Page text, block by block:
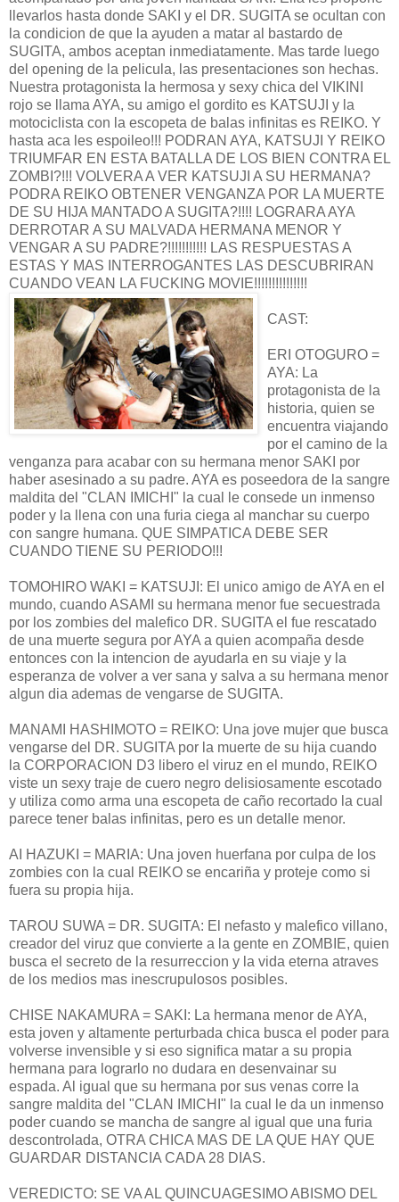
llevarlos hasta donde SAKI y el DR. SUGITA se ocultan con
la condicion de que la ayuden a matar al bastardo de
SUGITA, ambos aceptan inmediatamente. Mas tarde luego
del opening de la pelicula, las presentaciones son hechas.
Nuestra protagonista la hermosa y sexy chica del VIKINI
rojo se llama AYA, su amigo el gordito es KATSUJI y la
motociclista con la escopeta de balas infinitas es REIKO. Y
hasta aca les espoileo!!! PODRAN AYA, KATSUJI Y REIKO
TRIUMFAR EN ESTA BATALLA DE LOS BIEN CONTRA EL
ZOMBI?!!! VOLVERA A VER KATSUJI A SU HERMANA?
PODRA REIKO OBTENER VENGANZA POR LA MUERTE
DE SU HIJA MANTADO A SUGITA?!!!! LOGRARA AYA
DERROTAR A SU MALVADA HERMANA MENOR Y
VENGAR A SU PADRE?!!!!!!!!!!! LAS RESPUESTAS A
ESTAS Y MAS INTERROGANTES LAS DESCUBRIRAN
CUANDO VEAN LA FUCKING MOVIE!!!!!!!!!!!!!!!
CAST:
ERI OTOGURO =
AYA: La
protagonista de la
historia, quien se
encuentra viajando
por el camino de la
venganza para acabar con su hermana menor SAKI por
haber asesinado a su padre. AYA es poseedora de la sangre
maldita del "CLAN IMICHI" la cual le consede un inmenso
poder y la llena con una furia ciega al manchar su cuerpo
con sangre humana. QUE SIMPATICA DEBE SER
CUANDO TIENE SU PERIODO!!!
TOMOHIRO WAKI = KATSUJI: El unico amigo de AYA en el
mundo, cuando ASAMI su hermana menor fue secuestrada
por los zombies del malefico DR. SUGITA el fue rescatado
de una muerte segura por AYA a quien acompaña desde
entonces con la intencion de ayudarla en su viaje y la
esperanza de volver a ver sana y salva a su hermana menor
algun dia ademas de vengarse de SUGITA.
MANAMI HASHIMOTO = REIKO: Una jove mujer que busca
vengarse del DR. SUGITA por la muerte de su hija cuando
la CORPORACION D3 libero el viruz en el mundo, REIKO
viste un sexy traje de cuero negro delisiosamente escotado
y utiliza como arma una escopeta de caño recortado la cual
parece tener balas infinitas, pero es un detalle menor.
AI HAZUKI = MARIA: Una joven huerfana por culpa de los
zombies con la cual REIKO se encariña y proteje como si
fuera su propia hija.
TAROU SUWA = DR. SUGITA: El nefasto y malefico villano,
creador del viruz que convierte a la gente en ZOMBIE, quien
busca el secreto de la resurreccion y la vida eterna atraves
de los medios mas inescrupulosos posibles.
CHISE NAKAMURA = SAKI: La hermana menor de AYA,
esta joven y altamente perturbada chica busca el poder para
volverse invensible y si eso significa matar a su propia
hermana para lograrlo no dudara en desenvainar su
espada. Al igual que su hermana por sus venas corre la
sangre maldita del "CLAN IMICHI" la cual le da un inmenso
poder cuando se mancha de sangre al igual que una furia
descontrolada, OTRA CHICA MAS DE LA QUE HAY QUE
GUARDAR DISTANCIA CADA 28 DIAS.
VEREDICTO: SE VA AL QUINCUAGESIMO ABISMO DEL